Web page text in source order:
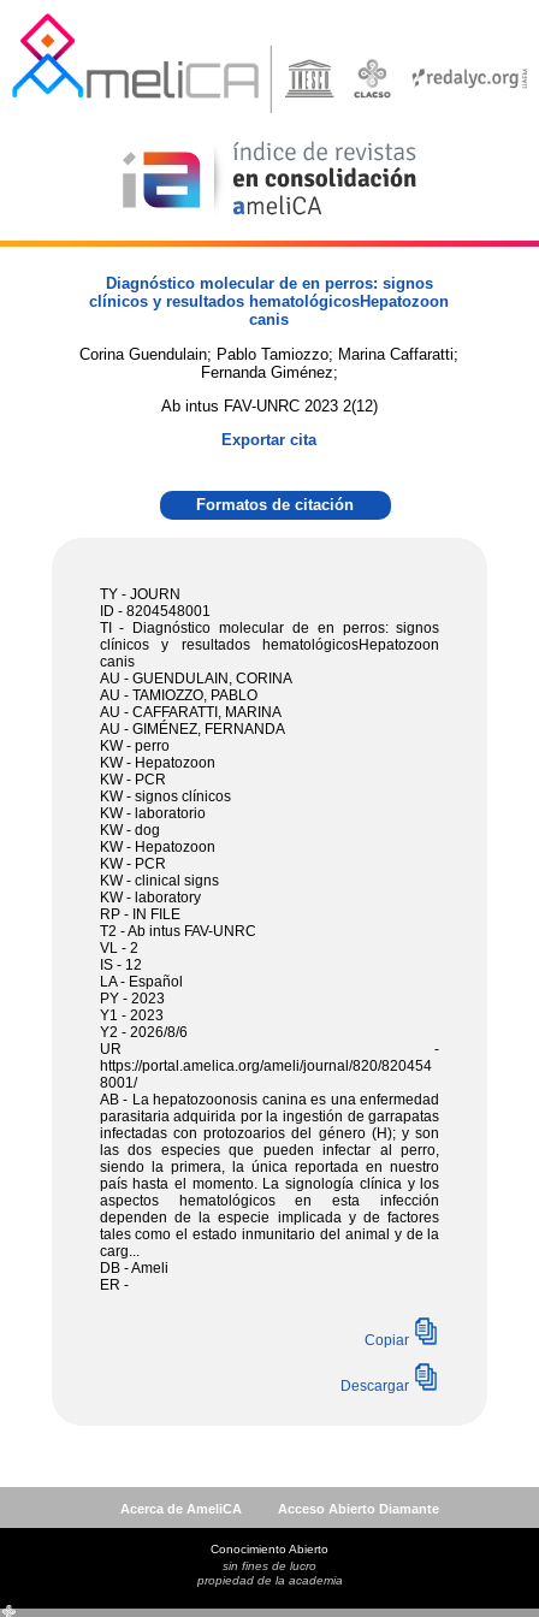
Acerca de AmeliCA Acceso Abierto Diamante
Conocimiento Abierto
sin fines de lucro
propiedad de la academia